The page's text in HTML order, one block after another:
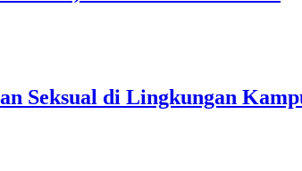
Seksual di Lingkungan